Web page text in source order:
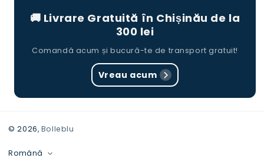
🚚 Livrare Gratuită în Chișinău de la
300 lei
Comandă acum și bucură-te de transport gratuit!
Vreau acum
© 2026, Bolleblu
Română